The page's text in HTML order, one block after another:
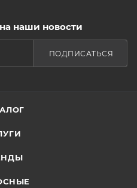
наши новости
ПОДПИСАТЬСЯ